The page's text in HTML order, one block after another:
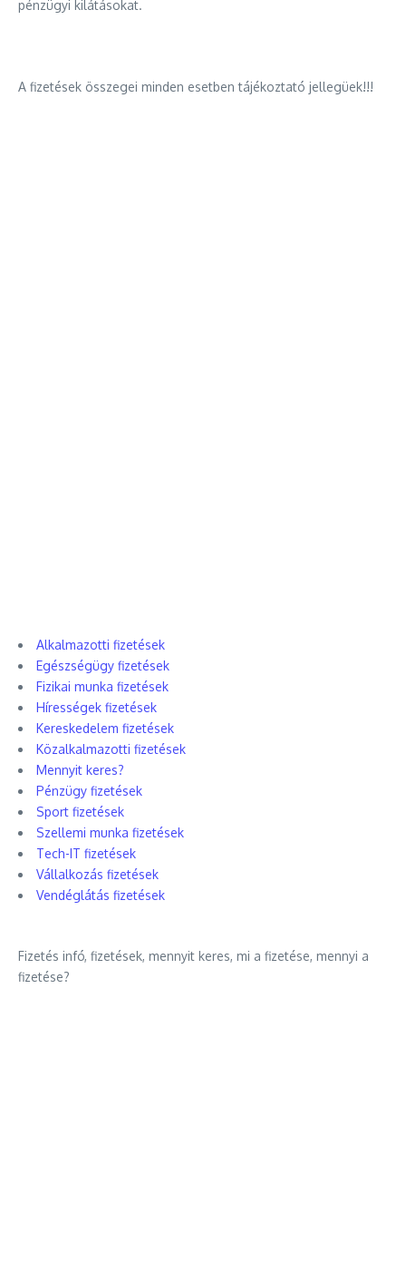
pénzügyi kilátásokat.
A fizetések összegei minden esetben tájékoztató jellegüek!!!
Alkalmazotti fizetések
Egészségügy fizetések
Fizikai munka fizetések
Hírességek fizetések
Kereskedelem fizetések
Közalkalmazotti fizetések
Mennyit keres?
Pénzügy fizetések
Sport fizetések
Szellemi munka fizetések
Tech-IT fizetések
Vállalkozás fizetések
Vendéglátás fizetések
Fizetés infó, fizetések, mennyit keres, mi a fizetése, mennyi a
fizetése?